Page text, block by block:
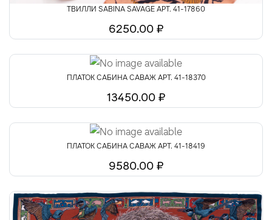
ТВИЛЛИ SABINA SAVAGE АРТ. 41-17860
6250.00 ₽
ПЛАТОК САБИНА САВАЖ АРТ. 41-18370
13450.00 ₽
ПЛАТОК САБИНА САВАЖ АРТ. 41-18419
9580.00 ₽